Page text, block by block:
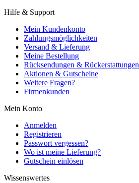
Hilfe & Support
Mein Kundenkonto
Zahlungsmöglichkeiten
Versand & Lieferung
Meine Bestellung
Rücksendungen & Rückerstattungen
Aktionen & Gutscheine
Weitere Fragen?
Firmenkunden
Mein Konto
Anmelden
Registrieren
Passwort vergessen?
Wo ist meine Lieferung?
Gutschein einlösen
Wissenswertes